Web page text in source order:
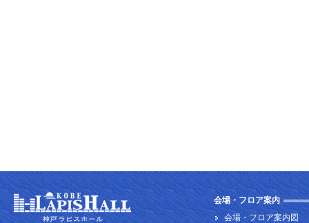
会場・フロア案内
会場・フロア案内図